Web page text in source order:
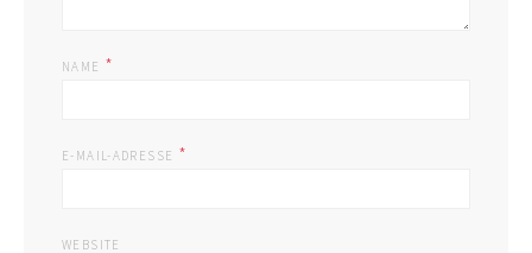
NAME *
E-MAIL-ADRESSE *
WEBSITE